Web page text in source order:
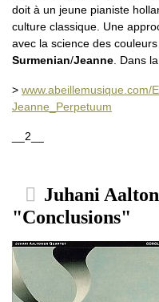
doit à un jeune pianiste
culture classique. Une
avec la science des
Surmenian/Jeanne . Dans
> www.abeillemusique.com/
Jeanne_Perpetuum
__2__
Juhani
"Conclusions"